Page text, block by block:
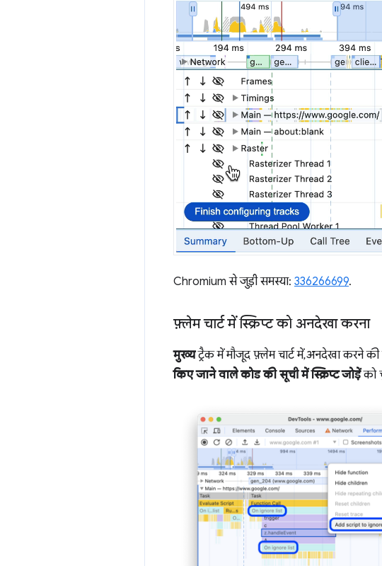
Chromium से जुड़ी समस्या: 336266699.
फ़्लेम चार्ट में स्क्रिप्ट को अनदेखा करना
मुख्यट्रैक में मौजूद फ़्लेम चार्ट में, अनदेखा करने की
किए जाने वाले कोड की सूची में स्क्रिप्ट जोड़ेंको